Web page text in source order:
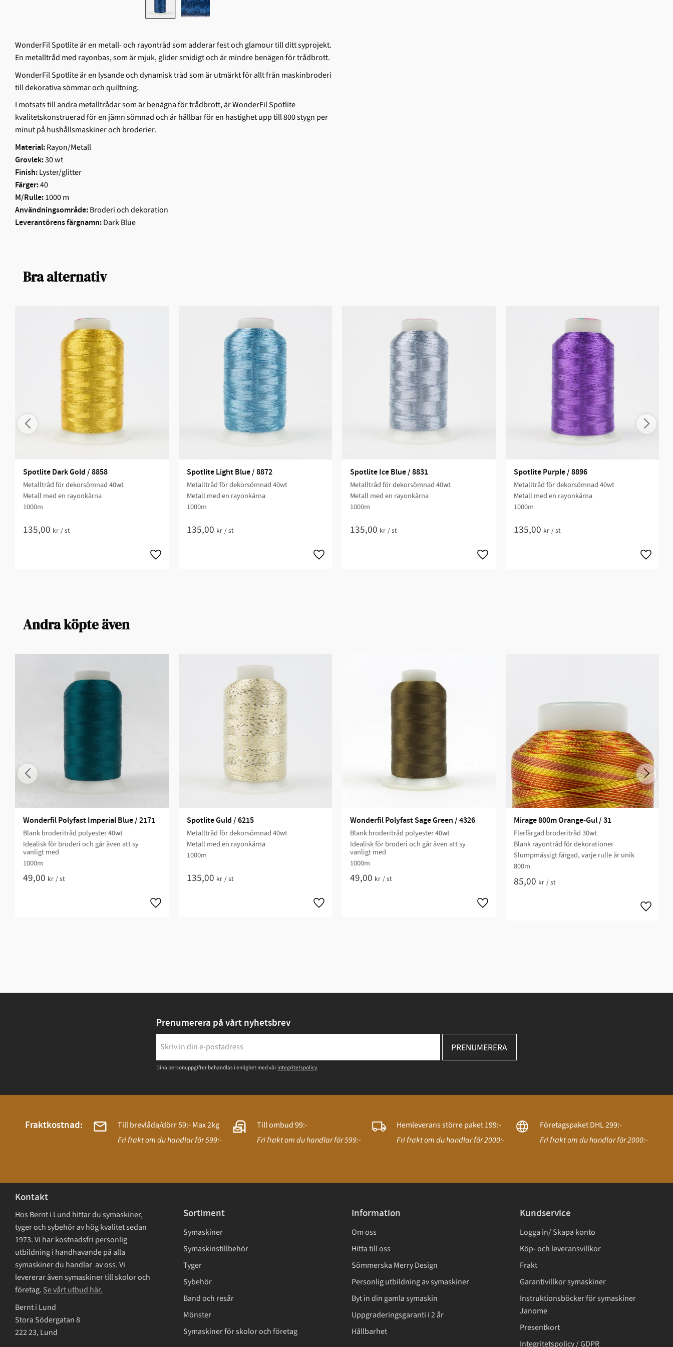
WonderFil Spotlite är en metall- och rayontråd som adderar fest och glamour till ditt syprojekt.
En metalltråd med rayonbas, som är mjuk, glider smidigt och är mindre benägen för trådbrott.
WonderFil Spotlite är en lysande och dynamisk tråd som är utmärkt för allt från maskinbroderi
till dekorativa sömmar och quiltning.
I motsats till andra metalltrådar som är benägna för trådbrott, är WonderFil Spotlite
kvalitetskonstruerad för en jämn sömnad och är hållbar för en hastighet upp till 800 stygn per
minut på hushållsmaskiner och broderier.
Material:Rayon/Metall
Grovlek:30 wt
Finish:Lyster/glitter
Färger:40
M/Rulle:1000 m
Användningsområde:Broderi och dekoration
Leverantörens färgnamn:Dark Blue
Bra alternativ
Spotlite Dark Gold / 8858
Metalltråd för dekorsömnad 40wt
Metall med en rayonkärna
1000m
135,00 kr /st
Spotlite Light Blue / 8872
Metalltråd för dekorsömnad 40wt
Metall med en rayonkärna
1000m
135,00 kr /st
Spotlite Ice Blue / 8831
Metalltråd för dekorsömnad 40wt
Metall med en rayonkärna
1000m
135,00 kr /st
Spotlite Purple / 8896
Metalltråd för dekorsömnad 40wt
Metall med en rayonkärna
1000m
135,00 kr /st
Andra köpte även
Wonderfil Polyfast Imperial Blue / 2171
Blank broderitråd polyester 40wt
Idealisk för broderi och går även att sy
vanligt med
1000m
49,00 kr /st
Spotlite Guld / 6215
Metalltråd för dekorsömnad 40wt
Metall med en rayonkärna
1000m
135,00 kr /st
Wonderfil Polyfast Sage Green / 4326
Blank broderitråd polyester 40wt
Idealisk för broderi och går även att sy
vanligt med
1000m
49,00 kr /st
Mirage 800m Orange-Gul / 31
Flerfärgad broderitråd 30wt
Blank rayontråd för dekorationer
Slumpmässigt färgad, varje rulle är unik
800m
85,00 kr /st
Prenumerera på vårt nyhetsbrev
PRENUMERERA
Dina personuppgifter behandlas i enlighet med vår integritetspolicy.
Fraktkostnad:
Till brevlåda/dörr 59:- Max 2kg
Fri frakt om du handlar för 599:-
Till ombud 99:-
Fri frakt om du handlar för 599:-
Hemleverans större paket 199:-
Fri frakt om du handlar för 2000:-
Företagspaket DHL 299:-
Fri frakt om du handlar för 2000:-
Kontakt
Hos Bernt i Lund hittar du symaskiner,
tyger och sybehör av hög kvalitet sedan
1973. Vi har kostnadsfri personlig
utbildning i handhavande på alla
symaskiner du handlar av oss. Vi
levererar även symaskiner till skolor och
företag. Se vårt utbud här.
Bernt i Lund
Stora Södergatan 8
222 23, Lund
Sortiment
Symaskiner
Symaskinstillbehör
Tyger
Sybehör
Band och resår
Mönster
Symaskiner för skolor och företag
Information
Om oss
Hitta till oss
Sömmerska Merry Design
Personlig utbildning av symaskiner
Byt in din gamla symaskin
Uppgraderingsgaranti i 2 år
Hållbarhet
Kundservice
Logga in/ Skapa konto
Köp- och leveransvillkor
Frakt
Garantivillkor symaskiner
Instruktionsböcker för symaskiner
Janome
Presentkort
Integritetspolicy / GDPR